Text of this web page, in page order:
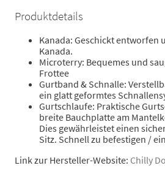
Produktdetails
Kanada: Geschickt entworfen
Kanada.
Microterry: Bequemes und
Frottee
Gurtband & Schnalle:
ein glatt geformtes
Gurtschlaufe: Praktische
breite Bauchplatte am
Dies gewährleistet einen
Sitz. Schnell zu befestigen /
Link zur Hersteller-Website: Chilly